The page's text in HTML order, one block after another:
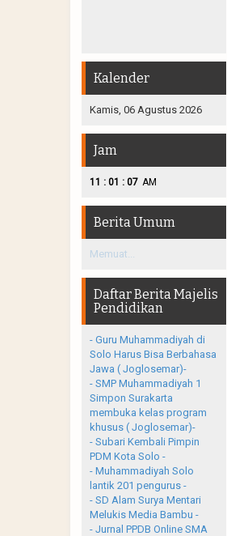
Kalender
Kamis, 06 Agustus 2026
Jam
11 : 01 : 09 AM
Berita Umum
Memuat...
Daftar Berita Majelis
Pendidikan
- Guru Muhammadiyah di
Solo Harus Bisa Berbahasa
Jawa ( Joglosemar)-
- SMP Muhammadiyah 1
Simpon Surakarta
membuka kelas program
khusus ( Joglosemar)-
- Subari Kembali Pimpin
PDM Kota Solo -
- Muhammadiyah Solo
lantik 201 pengurus -
- SD Alam Surya Mentari
Melukis Media Bambu -
- Jurnal PPDB Online SMA